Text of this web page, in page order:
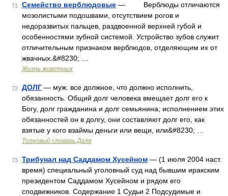
71 Семейство верблюдовые — Верблюды отличаются
мозолистыми подошвами, отсутствием рогов и
недоразвитых пальцев, раздвоенной верхней губой и
особенностями зубной системой. Устройство зубов служит
отличительным признаком верблюдов, отделяющим их от
жвачных.&#8230; …
Жизнь животных
72 ДОЛГ — муж. все должное, что должно исполнить,
обязанность. Общий долг человека вмещает долг его к
Богу, долг гражданина и долг семьянина; исполнением этих
обязанностей он в долгу, они составляют долг его, как
взятые у кого взаймы деньги или вещи, или&#8230; …
Толковый словарь Даля
73 Трибунал над Саддамом Хусейном — (1 июля 2004 наст.
время) специальный уголовный суд над бывшим иракским
президентом Саддамом Хусейном и рядом его
сподвижников. Содержание 1 Судьи 2 Подсудимые и